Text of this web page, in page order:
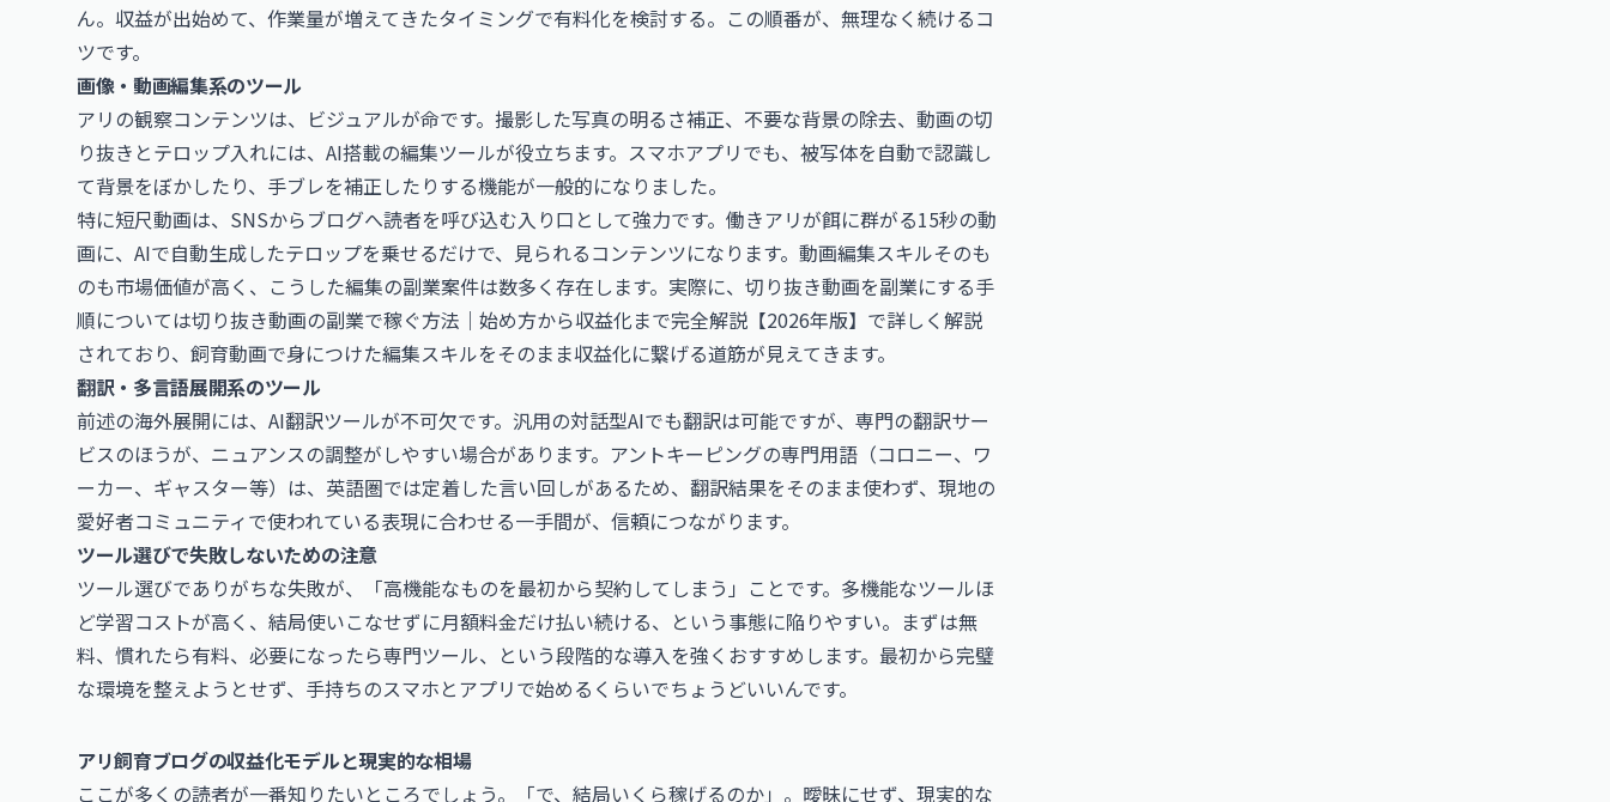
ん。収益が出始めて、作業量が増えてきたタイミングで有料化を検討する。この順番が、無理なく続けるコ
ツです。
画像・動画編集系のツール
アリの観察コンテンツは、ビジュアルが命です。撮影した写真の明るさ補正、不要な背景の除去、動画の切
り抜きとテロップ入れには、AI搭載の編集ツールが役立ちます。スマホアプリでも、被写体を自動で認識し
て背景をぼかしたり、手ブレを補正したりする機能が一般的になりました。
特に短尺動画は、SNSからブログへ読者を呼び込む入り口として強力です。働きアリが餌に群がる15秒の動
画に、AIで自動生成したテロップを乗せるだけで、見られるコンテンツになります。動画編集スキルそのも
のも市場価値が高く、こうした編集の副業案件は数多く存在します。実際に、切り抜き動画を副業にする手
順については切り抜き動画の副業で稼ぐ方法｜始め方から収益化まで完全解説【2026年版】 で詳しく解説
されており、飼育動画で身につけた編集スキルをそのまま収益化に繋げる道筋が見えてきます。
翻訳・多言語展開系のツール
前述の海外展開には、AI翻訳ツールが不可欠です。汎用の対話型AIでも翻訳は可能ですが、専門の翻訳サー
ビスのほうが、ニュアンスの調整がしやすい場合があります。アントキーピングの専門用語（コロニー、ワ
ーカー、ギャスター等）は、英語圏では定着した言い回しがあるため、翻訳結果をそのまま使わず、現地の
愛好者コミュニティで使われている表現に合わせる一手間が、信頼につながります。
ツール選びで失敗しないための注意
ツール選びでありがちな失敗が、「高機能なものを最初から契約してしまう」ことです。多機能なツールほ
ど学習コストが高く、結局使いこなせずに月額料金だけ払い続ける、という事態に陥りやすい。まずは無
料、慣れたら有料、必要になったら専門ツール、という段階的な導入を強くおすすめします。最初から完璧
な環境を整えようとせず、手持ちのスマホとアプリで始めるくらいでちょうどいいんです。
アリ飼育ブログの収益化モデルと現実的な相場
ここが多くの読者が一番知りたいところでしょう。「で、結局いくら稼げるのか」。曖昧にせず、現実的な